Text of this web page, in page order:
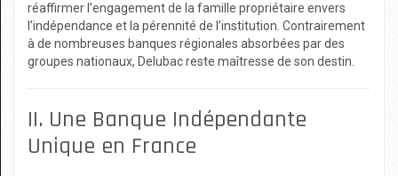
réaffirmer l’engagement de la famille propriétaire envers
l’indépendance et la pérennité de l’institution. Contrairement
à de nombreuses banques régionales absorbées par des
groupes nationaux, Delubac reste maîtresse de son destin.
II. Une Banque Indépendante
Unique en France